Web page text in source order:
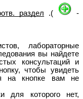
раздел .( -
лабораторные
вы найдете
консультаций и
чтобы увидеть
на кнопке вам не
для которого нет,